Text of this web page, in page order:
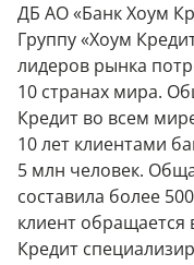
ДБ АО «Банк Хоум
Группу «Хоум
лидеров рынка
10 странах мира.
Кредит во всем
10 лет клиентами
5 млн человек.
составила более
клиент обращается
Кредит